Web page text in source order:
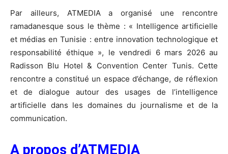
Par ailleurs, ATMEDIA a organisé une rencontre
ramadanesque sous le thème : « Intelligence artificielle
et médias en Tunisie : entre innovation technologique et
responsabilité éthique », le vendredi 6 mars 2026 au
Radisson Blu Hotel & Convention Center Tunis. Cette
rencontre a constitué un espace d’échange, de réflexion
et de dialogue autour des usages de l’intelligence
artificielle dans les domaines du journalisme et de la
communication.
A propos d’ATMEDIA